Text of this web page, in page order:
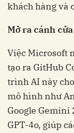
khách hàng và
Mở ra cánh
Việc Microsoft
tạo ra GitHub
trình AI này
mô hình như
Google Gemini
GPT-4o, giúp